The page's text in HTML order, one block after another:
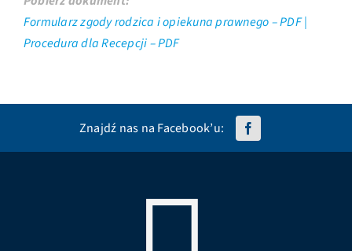
Formularz zgody rodzica i opiekuna prawnego – PDF |
Procedura dla Recepcji – PDF
Znajdź nas na Facebook’u: